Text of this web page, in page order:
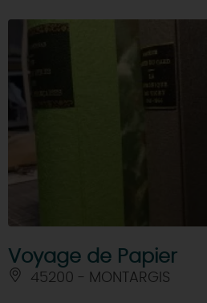
Voyage de Papier
45200 - MONTARGIS